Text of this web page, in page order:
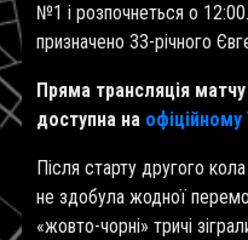
№1 і розпочнеться о
призначено 33-річного
Пряма трансляція
доступна на
Після старту другого
не здобула жодної
«жовто-чорні» тричі